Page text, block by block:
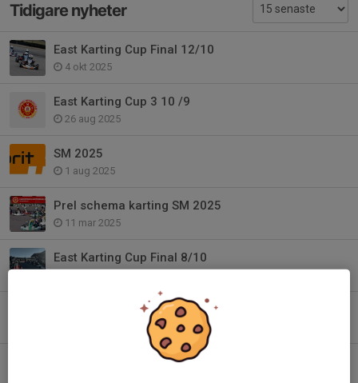
Tidigare nyheter
East Karting Cup Final 12/10
4 okt 2025
East Karting Cup 3 10 /9
26 aug 2025
SM 2025
1 aug 2025
Prel schema karting SM 2025
11 mar 2025
East Karting Cup Final 8/10